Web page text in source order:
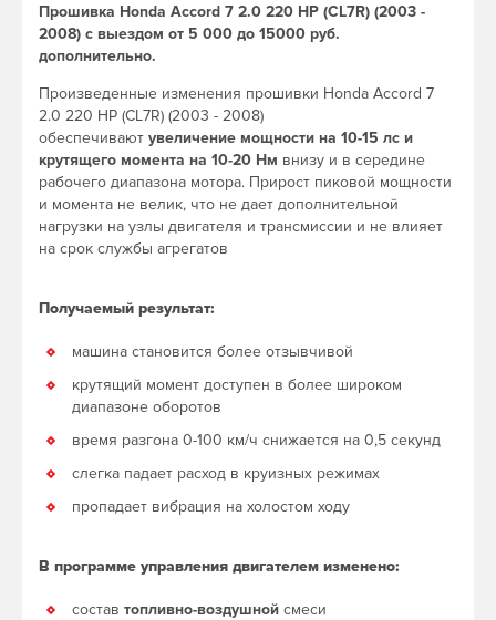
Прошивка Honda Accord 7 2.0 220 HP (CL7R) (2003 -
2008) с выездом от 5 000 до 15000 руб.
дополнительно.
Произведенные изменения прошивки Honda Accord 7
2.0 220 HP (CL7R) (2003 - 2008)
обеспечивают увеличение мощности на 10-15 лс и
крутящего момента на 10-20 Нм внизу и в середине
рабочего диапазона мотора. Прирост пиковой мощности
и момента не велик, что не дает дополнительной
нагрузки на узлы двигателя и трансмиссии и не влияет
на срок службы агрегатов
Получаемый результат:
машина становится более отзывчивой
крутящий момент доступен в более широком
диапазоне оборотов
время разгона 0-100 км/ч снижается на 0,5 секунд
слегка падает расход в круизных режимах
пропадает вибрация на холостом ходу
В программе управления двигателем изменено:
состав топливно-воздушной смеси